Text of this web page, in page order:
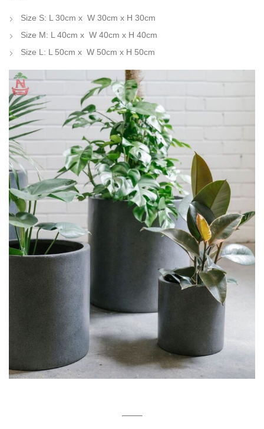
Size S: L 30cm x W 30cm x H 30cm
Size M: L 40cm x W 40cm x H 40cm
Size L: L 50cm x W 50cm x H 50cm